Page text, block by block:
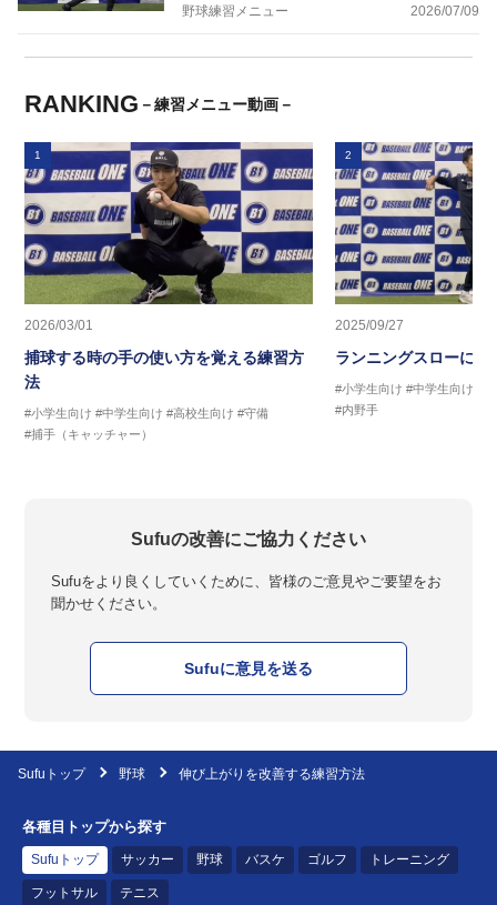
野球練習メニュー 2026/07/09
RANKING －練習メニュー動画－
1
2026/03/01
捕球する時の手の使い方を覚える練習方
法
#小学生向け #中学生向け #高校生向け #守備
#捕手（キャッチャー）
2
2025/09/27
ランニングスローに繋
#小学生向け #中学生向け
#内野手
Sufuの改善にご協力ください
Sufuをより良くしていくために、皆様のご意見やご要望をお
聞かせください。
Sufuに意見を送る
Sufuトップ 野球 伸び上がりを改善する練習方法
各種目トップから探す
Sufuトップ サッカー 野球 バスケ ゴルフ トレーニング
フットサル テニス